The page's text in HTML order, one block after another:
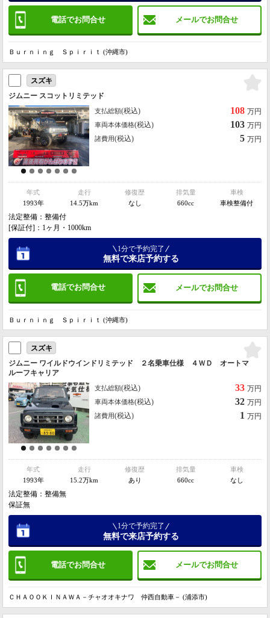
電話でお問合せ メールでお問合せ
Ｂｕｒｎｉｎｇ Ｓｐｉｒｉｔ (沖縄市)
スズキ
ジムニー スコットリミテッド
支払総額(税込) 108 万円
車両本体価格(税込) 103 万円
諸費用(税込) 5 万円
年式
1993年
走行
14.5万km
修復歴
なし
排気量
660cc
車検
車検整備付
法定整備：整備付
[保証付]：1ヶ月・1000km
電話でお問合せ メールでお問合せ
1分で予約完了
無料で来店予約する
Ｂｕｒｎｉｎｇ Ｓｐｉｒｉｔ (沖縄市)
スズキ
ジムニー ワイルドウインドリミテッド ２名乗車仕様 ４ＷＤ オートマ
ルーフキャリア
支払総額(税込) 33 万円
車両本体価格(税込) 32 万円
諸費用(税込) 1 万円
年式
1993年
走行
15.2万km
修復歴
あり
排気量
660cc
車検
なし
法定整備：整備無
保証無
電話でお問合せ メールでお問合せ
1分で予約完了
無料で来店予約する
ＣＨＡＯＯＫＩＮＡＷＡ－チャオオキナワ 仲西自動車－ (浦添市)